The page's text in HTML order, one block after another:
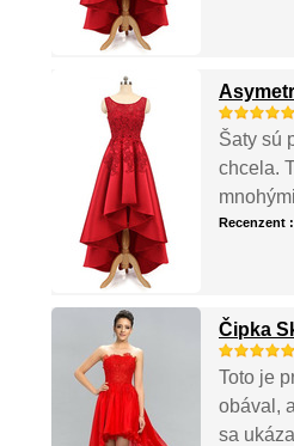
Šaty sú
chcela.
Recenzent
Čipka
Toto je
obával,
sa